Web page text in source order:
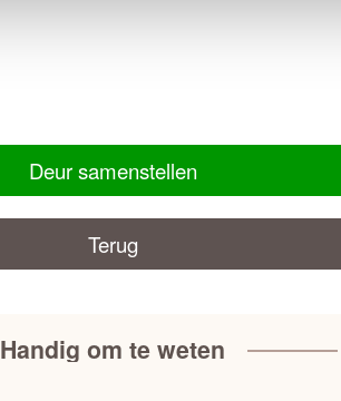
Deur samenstellen
Terug
Handig om te weten